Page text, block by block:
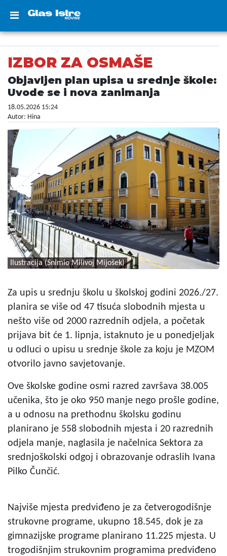
IZBOR ZA OSMAŠE
Objavljen plan upisa u srednje škole:
Uvode se i nova zanimanja
18.05.2026 15:24
Autor: Hina
Ilustracija (Snimio Milivoj Mijošek)
Za upis u srednju školu u školskoj godini 2026./27.
planira se više od 47 tisuća slobodnih mjesta u
nešto više od 2000 razrednih odjela, a početak
prijava bit će 1. lipnja, istaknuto je u ponedjeljak
u odluci o upisu u srednje škole za koju je MZOM
otvorilo javno savjetovanje.
Ove školske godine osmi razred završava 38.005
učenika, što je oko 950 manje nego prošle godine,
a u odnosu na prethodnu školsku godinu
planirano je 558 slobodnih mjesta i 20 razrednih
odjela manje, naglasila je načelnica Sektora za
srednjoškolski odgoj i obrazovanje odraslih Ivana
Pilko Čunčić.
Najviše mjesta predviđeno je za četverogodišnje
strukovne programe, ukupno 18.545, dok je za
gimnazijske programe planirano 11.225 mjesta. U
trogodišnjim strukovnim programima predviđeno